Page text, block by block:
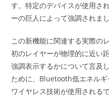
す。特定のデバイスが使用さ
ーの巨人によって強調されまし
この新機能に関連する実際の
初のレイヤーが物理的に近い
強調表示するかについて言及
ために、Bluetooth低エネル
ワイヤレス技術が使用されるで